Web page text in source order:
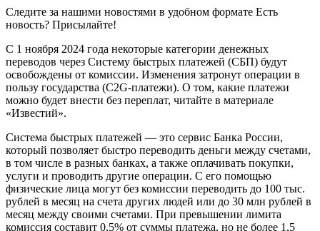
Следите за нашими новостями в удобном формате Есть
новость? Присылайте!
С 1 ноября 2024 года некоторые категории денежных
переводов через Систему быстрых платежей (СБП) будут
освобождены от комиссии. Изменения затронут операции в
пользу государства (C2G-платежи). О том, какие платежи
можно будет внести без переплат, читайте в материале
«Известий».
Система быстрых платежей — это сервис Банка России,
который позволяет быстро переводить деньги между счетами,
в том числе в разных банках, а также оплачивать покупки,
услуги и проводить другие операции. С его помощью
физические лица могут без комиссии переводить до 100 тыс.
рублей в месяц на счета других людей или до 30 млн рублей в
месяц между своими счетами. При превышении лимита
комиссия составит 0,5% от суммы платежа, но не более 1,5